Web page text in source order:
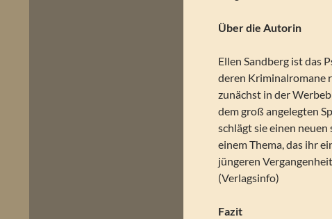
Über die Autorin
Ellen Sandberg ist das
deren Kriminalromane
zunächst in der
dem groß angelegten
schlägt sie einen
einem Thema, das ihr
jüngeren
(Verlagsinfo)
Fazit